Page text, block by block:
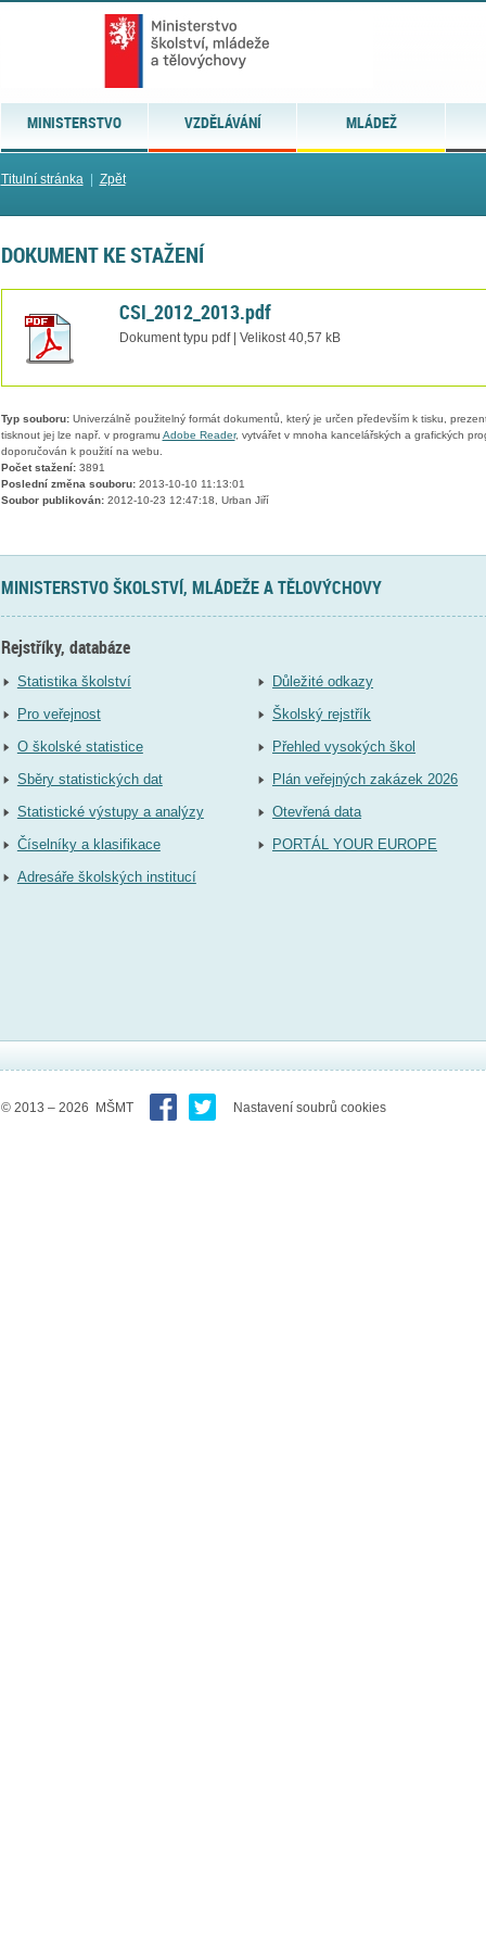
MINISTERSTVO VZDĚLÁVÁNÍ MLÁDEŽ
Titulní stránka| Zpět
DOKUMENT KE STAŽENÍ
CSI_2012_2013.pdf
Dokument typu pdf | Velikost 40,57 kB
Typ souboru:Univerzálně použitelný formát dokumentů, který je určen především k tisku,
tisknout jej lze např. v programu Adobe Reader, vytvářet v mnoha kancelářských a grafických
doporučován k použití na webu.
Počet stažení:3891
Poslední změna souboru:2013-10-10 11:13:01
Soubor publikován:2012-10-23 12:47:18, Urban Jiří
MINISTERSTVO ŠKOLSTVÍ, MLÁDEŽE A TĚLOVÝCHOVY
Rejstříky, databáze
Statistika školství
Pro veřejnost
O školské statistice
Sběry statistických dat
Statistické výstupy a analýzy
Číselníky a klasifikace
Adresáře školských institucí
Důležité odkazy
Školský rejstřík
Přehled vysokých škol
Plán veřejných zakázek 2026
Otevřená data
PORTÁL YOUR EUROPE
© 2013 – 2026 MŠMT Nastavení soubrů cookies